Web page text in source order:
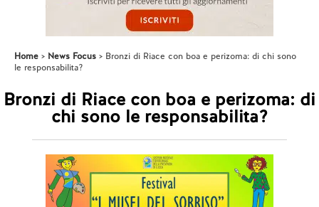
Home News Focus
Bronzi di Riace con boa e perizoma: di chi sono
le responsabilita?
Bronzi di Riace con boa e perizoma: di
chi sono le responsabilita?